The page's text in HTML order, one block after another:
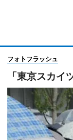
フォトフラッシュ
「東京スカイ